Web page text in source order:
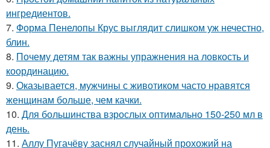
ингредиентов.
7. Форма Пенелопы Крус выглядит слишком уж нечестно,
блин.
8. Почему детям так важны упражнения на ловкость и
координацию.
9. Оказывается, мужчины с животиком часто нравятся
женщинам больше, чем качки.
10. Для большинства взрослых оптимально 150-250 мл в
день.
11. Аллу Пугачёву заснял случайный прохожий на